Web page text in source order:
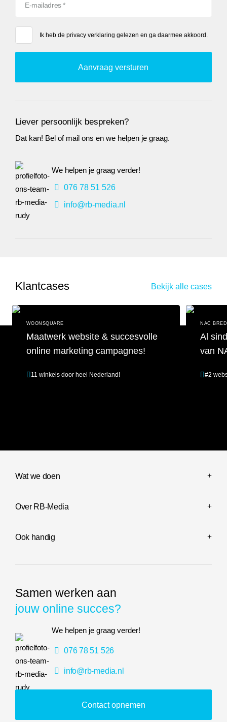
Ik heb de privacy verklaring gelezen en ga daarmee akkoord.
Liever persoonlijk bespreken?
Dat kan! Bel of mail ons en we helpen je graag.
We helpen je graag verder!
076 78 51 526
info@rb-media.nl
Klantcases Bekijk alle cases
WOONSQUARE
Maatwerk website & succesvolle
online marketing campagnes!
11 winkels door heel Nederland!
NAC
Al
van
#2
Samen werken aan
jouw online succes?
We helpen je graag verder!
076 78 51 526
info@rb-media.nl
Contact opnemen
Wat we doen
Over RB-Media
Ook handig